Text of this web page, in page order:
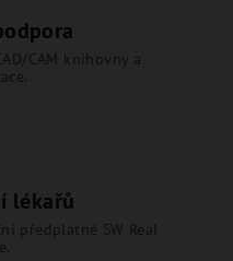
CAM knihovny a
lékařů
předplatné SW Real